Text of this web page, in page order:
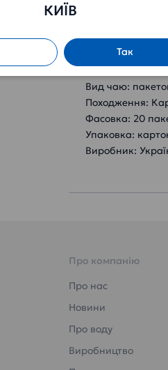
Тип: чай
Склад: чай
Вид чаю:
Походження:
Фасовка: 20
Упаковка:
Виробник:
Про компанію
Про нас
Новини
Про воду
Виробництво
КИЇВ
Так